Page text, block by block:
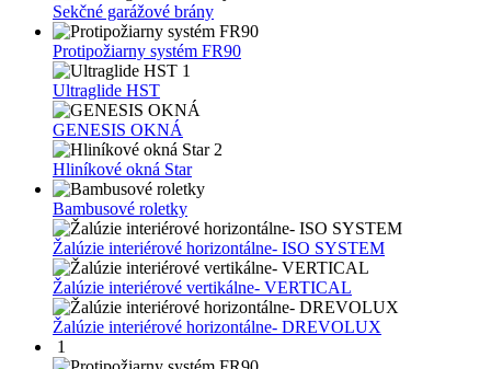
Sekčné garážové brány
Protipožiarny systém FR90
1
Ultraglide HST
GENESIS OKNÁ
2
Hliníkové okná Star
Bambusové roletky
Žalúzie interiérové horizontálne- ISO SYSTEM
Žalúzie interiérové vertikálne- VERTICAL
Žalúzie interiérové horizontálne- DREVOLUX
1